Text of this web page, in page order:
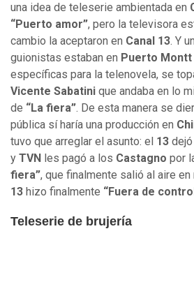
una idea de teleserie ambientada en
“Puerto amor”, pero la televisora
cambio la aceptaron en Canal 13. Y
guionistas estaban en Puerto Montt
específicas para la telenovela, se
Vicente Sabatini que andaba en lo
de “La fiera”. De esta manera se
pública sí haría una producción en
tuvo que arreglar el asunto: el 13
y TVN les pagó a los Castagno por
fiera”, que finalmente salió al aire
13 hizo finalmente “Fuera de
Teleserie de brujería